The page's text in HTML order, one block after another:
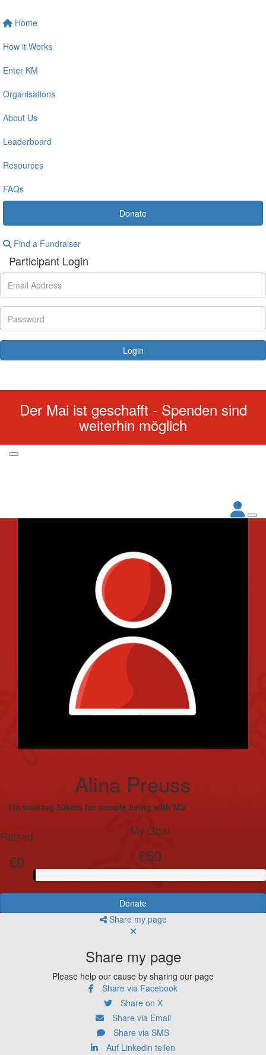
Home
How it Works
Enter KM
Organisations
About Us
Leaderboard
Resources
FAQs
Donate
Find a Fundraiser
Participant Login
Login
Der Mai ist geschafft - Spenden sind
weiterhin möglich
Alina Preuss
I'm walking 50kms for people living with MS
Raised
€0
My Goal
€50
Donate
Share my page
Share my page
Please help our cause by sharing our page
Share via Facebook
Share on X
Share via Email
Share via SMS
Auf Linkedin teilen